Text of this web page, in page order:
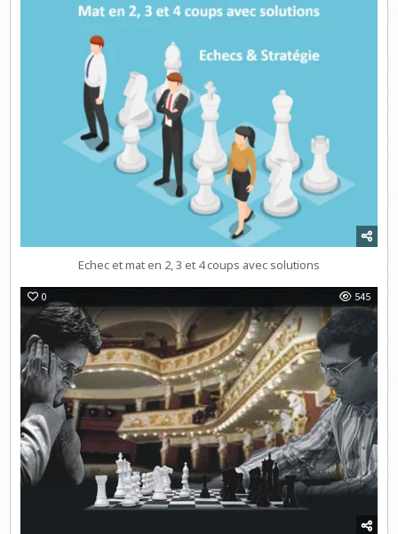
Echec et mat en 2, 3 et 4 coups avec solutions
0 545